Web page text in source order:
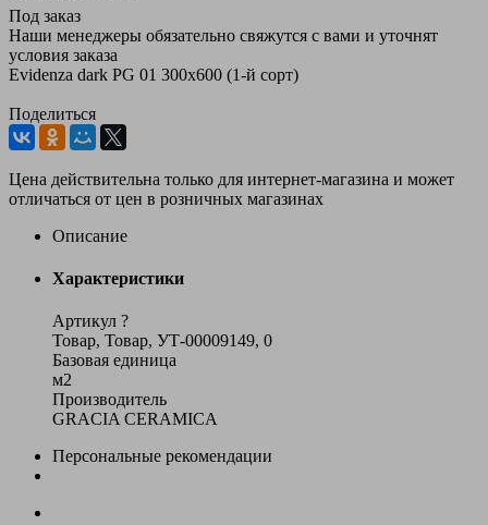
Под заказ
Наши менеджеры обязательно свяжутся с вами и уточнят
условия заказа
Evidenza dark PG 01 300х600 (1-й сорт)
Поделиться
Цена действительна только для интернет-магазина и может
отличаться от цен в розничных магазинах
Описание
Характеристики
Артикул ?
Товар, Товар, УТ-00009149, 0
Базовая единица
м2
Производитель
GRACIA CERAMICA
Персональные рекомендации